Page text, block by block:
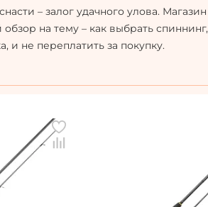
– залог удачного улова. Магазин
на тему – как выбрать спиннинг,
и не переплатить за покупку.